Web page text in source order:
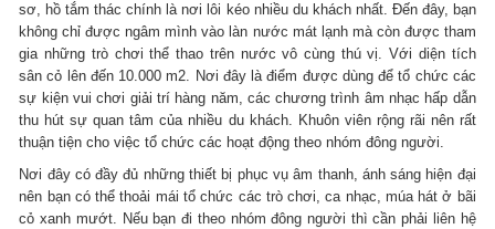
sơ, hồ tắm thác chính là nơi lôi kéo nhiều du khách nhất. Đến đây, bạn
không chỉ được ngâm mình vào làn nước mát lạnh mà còn được tham
gia những trò chơi thể thao trên nước vô cùng thú vị. Với diện tích
sân cỏ lên đến 10.000 m2. Nơi đây là điểm được dùng để tổ chức các
sự kiện vui chơi giải trí hàng năm, các chương trình âm nhạc hấp dẫn
thu hút sự quan tâm của nhiều du khách. Khuôn viên rộng rãi nên rất
thuận tiện cho việc tổ chức các hoạt động theo nhóm đông người.
Nơi đây có đầy đủ những thiết bị phục vụ âm thanh, ánh sáng hiện đại
nên bạn có thể thoải mái tổ chức các trò chơi, ca nhạc, múa hát ở bãi
cỏ xanh mướt. Nếu bạn đi theo nhóm đông người thì cần phải liên hệ